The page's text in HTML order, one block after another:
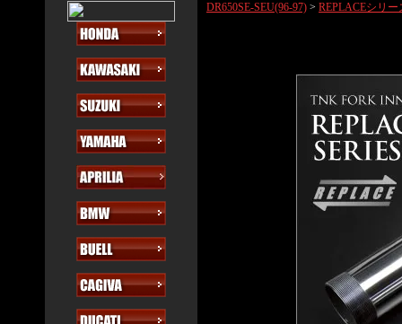
DR650SE-SEU(96-97) > REPLACEシリー